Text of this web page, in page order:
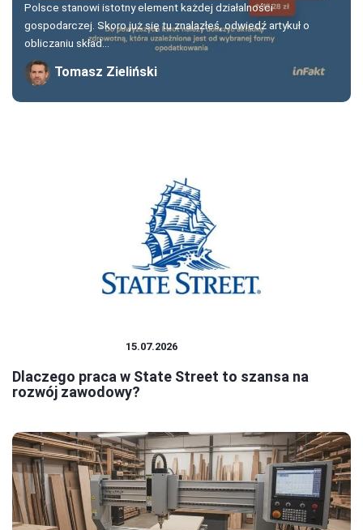
Polsce stanowi istotny element każdej działalności
gospodarczej. Skoro już się tu znalazłeś, odwiedź artykuł o
obliczaniu skład...
Tomasz Zieliński
15.07.2026
Dlaczego praca w State Street to szansa na
rozwój zawodowy?